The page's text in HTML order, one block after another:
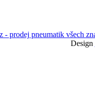
prodej pneumatik všech
Design